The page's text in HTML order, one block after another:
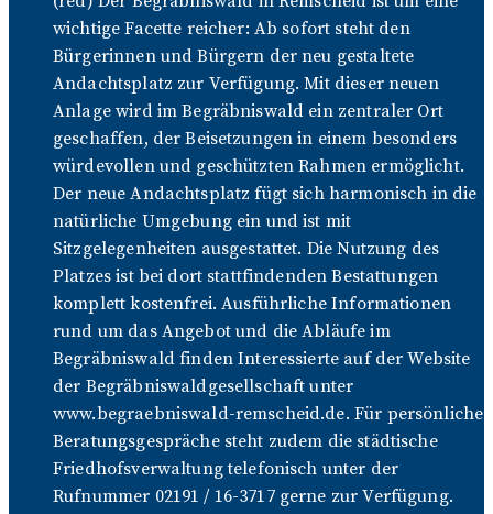
wichtige Facette reicher: Ab sofort steht den
Bürgerinnen und Bürgern der neu gestaltete
Andachtsplatz zur Verfügung. Mit dieser neuen
Anlage wird im Begräbniswald ein zentraler Ort
geschaffen, der Beisetzungen in einem besonders
würdevollen und geschützten Rahmen ermöglicht.
Der neue Andachtsplatz fügt sich harmonisch in die
natürliche Umgebung ein und ist mit
Sitzgelegenheiten ausgestattet. Die Nutzung des
Platzes ist bei dort stattfindenden Bestattungen
komplett kostenfrei. Ausführliche Informationen
rund um das Angebot und die Abläufe im
Begräbniswald finden Interessierte auf der Website
der Begräbniswaldgesellschaft unter
www.begraebniswald-remscheid.de. Für persönliche
Beratungsgespräche steht zudem die städtische
Friedhofsverwaltung telefonisch unter der
Rufnummer 02191 / 16-3717 gerne zur Verfügung.